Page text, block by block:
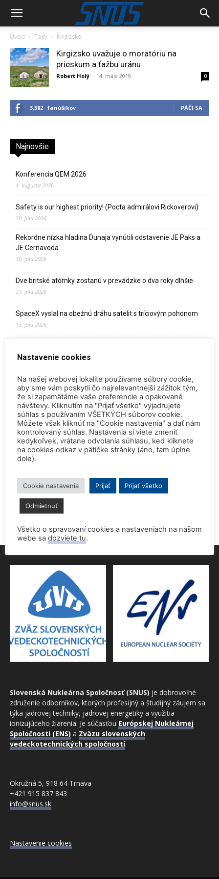
Úvod Tagy Kirgizsko
Kirgizsko uvažuje o moratóriu na
prieskum a ťažbu uránu
Robert Holý - 14. mája 2019 0
3,382 fanúšikov PÁČI SA
Najnovšie
Konferencia QEM 2026
4. augusta 2026
Safety is our highest priority! (Pocta admirálovi Rickoverovi)
30. júla 2026
Rekordne nízka hladina Dunaja vynútili odstavenie JE Paks a
JE Cernavoda
30. júla 2026
Dve britské atómky zostanú v prevádzke o dva roky dlhšie
27. júla 2026
SpaceX vyslal na obežnú dráhu satelit s tríciovým pohonom
13. júla 2026
2. júla 2026
Palivo v Mochovciach 4: Slovensko upevňuje pozíciu medzi
jadrovou špičkou Európy
2. júla 2026
Startup Helion získal stámilióny na fúznu elektráreň pre
Microsoft
15. júna 2026
Prednáška o jadrovej energetike zaujala študentov aj
9. júna 2026
Povolenie jadrového dozoru pre 4.blok EMO
9. júna 2026
Slovenská Nukleárna Spoločnosť (SNUS) je dobrovoľné
združenie odborníkov, ktorých profesijný a študijný záujem sa
týka jadrovej techniky, jadrovej energetiky a využitia
ionizujúceho žiarenia. Je súčasťou Európskej Nukleárnej
Spoločnosti (ENS) a Zväzu slovenských
vedeckotechnických spoločností.
Okružná 5, 918 64 Trnava
+421 915 837 843
info@snus.sk
Nastavenie cookies
Nastavenie cookies
Na našej webovej lokalite používame súbory cookie,
aby sme vám poskytli čo najrelevantnejší zážitok tým,
že si zapamätáme vaše preferencie a opakované
návštevy. Kliknutím na "Prijať všetko" vyjadrujete
súhlas s používaním VŠETKÝCH súborov cookie.
Môžete však kliknúť na "Cookie nastavenia" a dať nám
kontrolovaný súhlas. Nastavenia si viete zmeniť
kedykoľvek, vrátane odvolania súhlasu, keď kliknete
na cookies odkaz v pätičke stránky (áno, tam úplne
dole).
Cookie nastavenia Prijať Prijať všetko
Odmietnuť
Všetko o spravovaní cookies a nastaveniach na našom
webe sa dozviete tu.